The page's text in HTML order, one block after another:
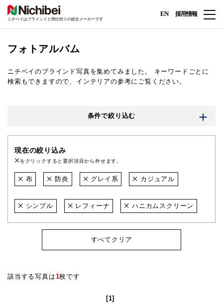
ニチベイはブラインドと間仕切りの総合メーカーです
EN 採用情報
フォトアルバム
ニチベイのブラインド写真を集めてみました。
キーワードごとに
検索もできますので、インテリアの参考にご覧ください。
条件で絞り込む
現在の絞り込み
をクリックすると選択項目から外せます。
布 防炎 グレイ系 カジュアル
シンプル レフィーナ ハニカムスクリーン
すべてクリア
該当する写真は1枚です
[1]